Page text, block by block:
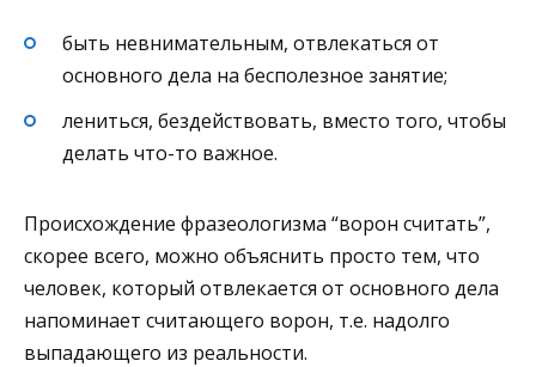
быть невнимательным, отвлекаться от
основного дела на бесполезное занятие;
лениться, бездействовать, вместо того, чтобы
делать что-то важное.
Происхождение фразеологизма “ворон считать”,
скорее всего, можно объяснить просто тем, что
человек, который отвлекается от основного дела
напоминает считающего ворон, т.е. надолго
выпадающего из реальности.